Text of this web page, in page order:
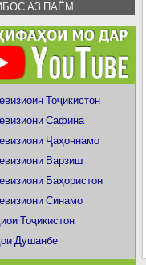
АЗ ПАЁМ
Тоҷикистон
Сафина
Ҷаҳоннамо
Варзиш
Баҳористон
Синамо
Тоҷикистон
Душанбе